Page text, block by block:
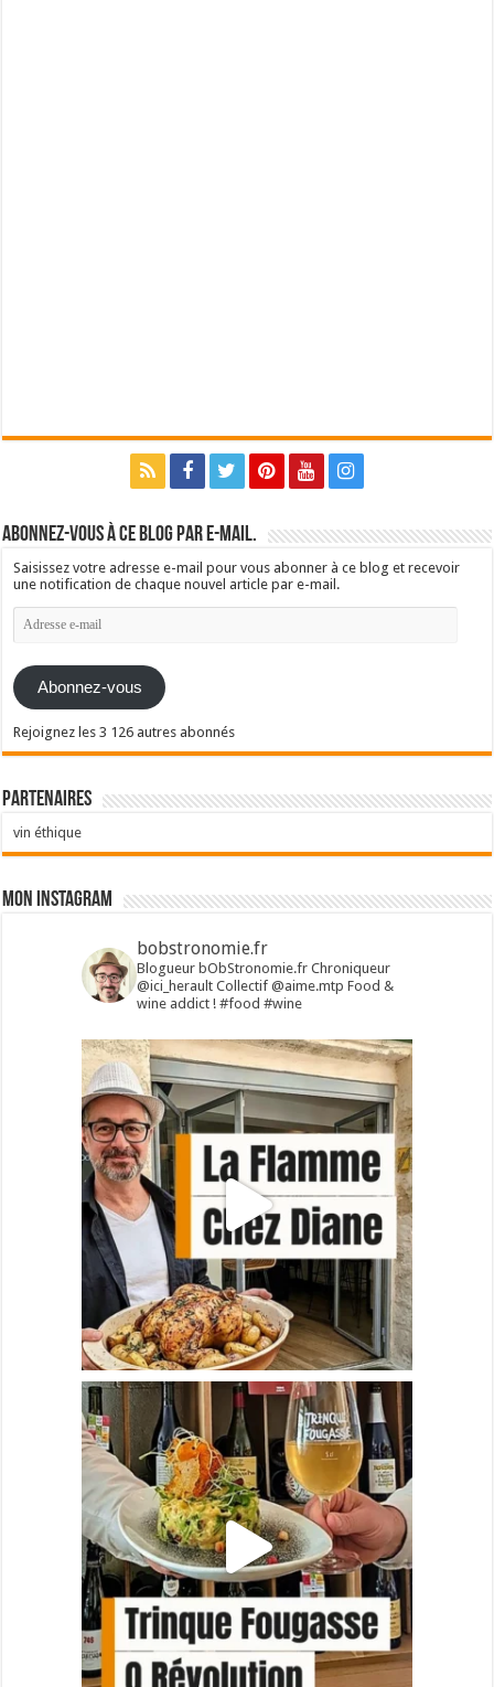
Abonnez-vous à ce blog par e-mail.
Saisissez votre adresse e-mail pour vous abonner à ce blog et recevoir
une notification de chaque nouvel article par e-mail.
Adresse
e-
Abonnez-vous
Rejoignez les 3 126 autres abonnés
Partenaires
vin éthique
Mon Instagram
bobstronomie.fr
Blogueur bObStronomie.fr Chroniqueur
@ici_heraultCollectif @aime.mtp Food &
wine addict !#food #wine